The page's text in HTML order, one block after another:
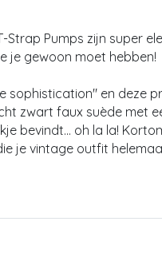
Strap Pumps zijn super
je gewoon moet hebben!
sophistication" en deze
zwart faux suède met
bevindt... oh la la!
je vintage outfit